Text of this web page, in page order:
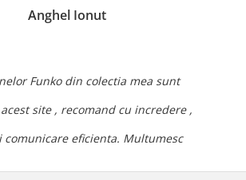
Anghel Ionut
Funko din colectia mea sunt
site , recomand cu incredere ,
eficienta. Multumesc